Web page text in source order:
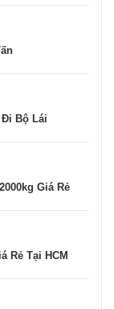
Đi Bộ Lái
Giá Rẻ
Rẻ Tại HCM